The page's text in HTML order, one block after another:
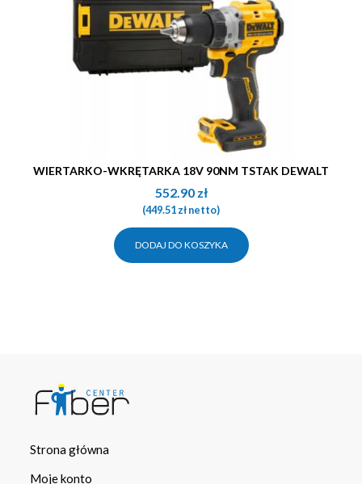
WIERTARKO-WKRĘTARKA 18V 90NM TSTAK DEWALT
552.90 zł
(449.51złnetto)
DODAJ DO KOSZYKA
Strona główna
Moje konto